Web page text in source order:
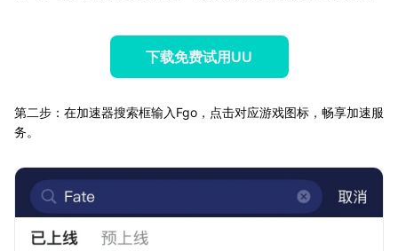
下载免费试用UU
第二步：在加速器搜索框输入Fgo，点击对应游戏图标，畅享加速服
务。